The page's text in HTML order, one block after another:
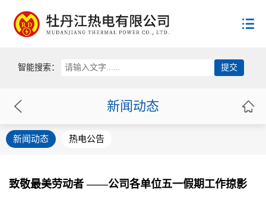
服务规范
政策法规
智能搜索：
新闻动态
新闻动态 热电公告
致敬最美劳动者 ——公司各单位五一假期工作掠影